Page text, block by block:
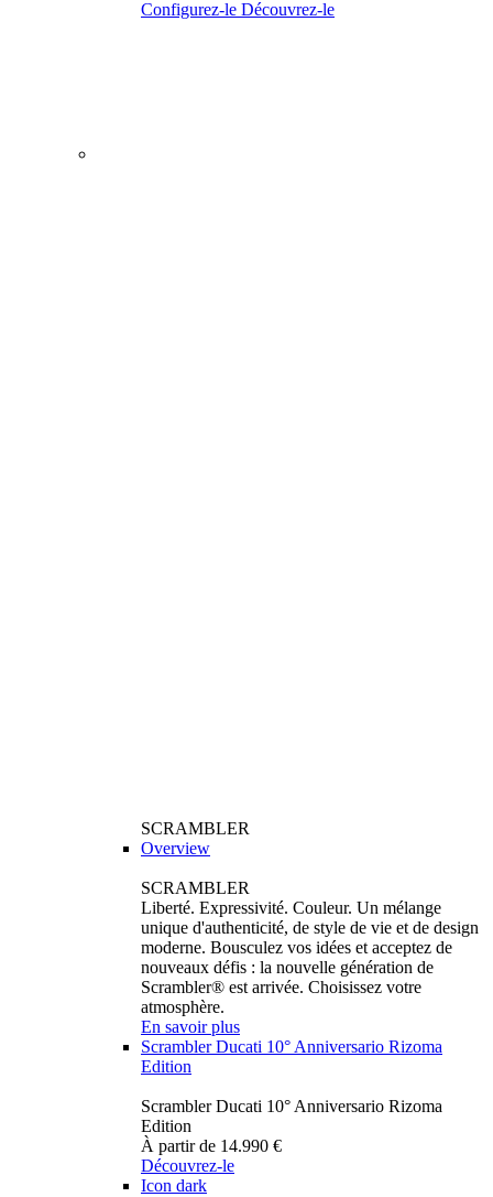
Configurez-le Découvrez-le
SCRAMBLER
Overview
SCRAMBLER
Liberté. Expressivité. Couleur. Un mélange
unique d'authenticité, de style de vie et de design
moderne. Bousculez vos idées et acceptez de
nouveaux défis : la nouvelle génération de
Scrambler® est arrivée. Choisissez votre
atmosphère.
En savoir plus
Scrambler Ducati 10° Anniversario Rizoma
Edition
Scrambler Ducati 10° Anniversario Rizoma
Edition
À partir de 14.990 €
Découvrez-le
Icon dark